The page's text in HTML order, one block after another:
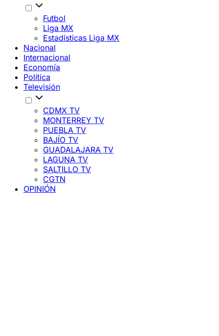
Futbol
Liga MX
Estadísticas Liga MX
Nacional
Internacional
Economía
Política
Televisión
CDMX TV
MONTERREY TV
PUEBLA TV
BAJÍO TV
GUADALAJARA TV
LAGUNA TV
SALTILLO TV
CGTN
OPINIÓN